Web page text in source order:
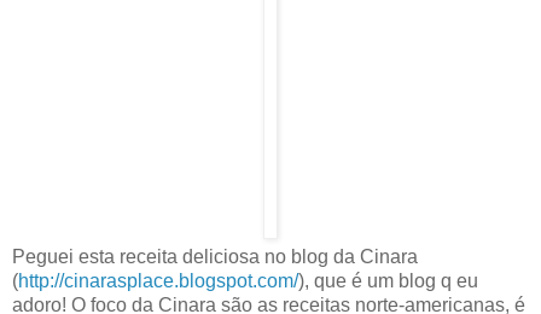
Peguei esta receita deliciosa no blog da Cinara
(http://cinarasplace.blogspot.com/), que é um blog q eu
adoro! O foco da Cinara são as receitas norte-americanas, é